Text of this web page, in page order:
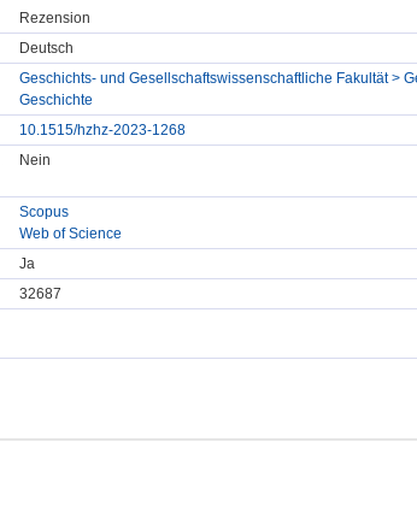
Rezension
Deutsch
Geschichts- und Gesellschaftswissenschaftliche Fakultät >
Geschichte
10.1515/hzhz-2023-1268
Nein
Scopus
Web of Science
Ja
32687